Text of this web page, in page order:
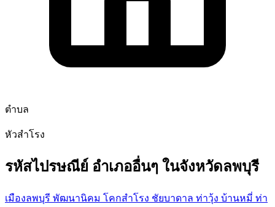
ตำบล
หัวสำโรง
รหัสไปรษณีย์ อำเภออื่นๆ ในจังหวัดลพบุรี
เมืองลพบุรี พัฒนานิคม โคกสำโรง ชัยบาดาล ท่าวุ้ง บ้านหมี่ ท่า